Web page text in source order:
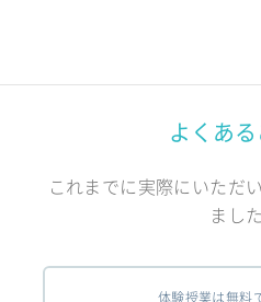
よくある
これまでに実際にいただ
ました
体験授業は無料